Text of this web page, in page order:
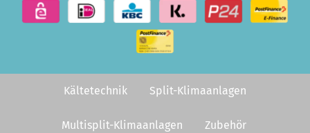
Kältetechnik Split-Klimaanlagen
Multisplit-Klimaanlagen Zubehör